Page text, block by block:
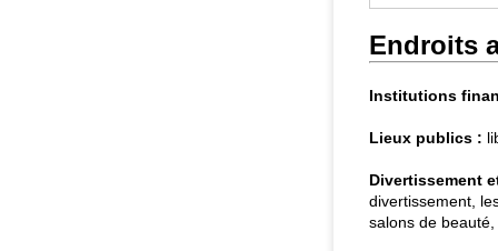
Endroits
Institutions
Lieux publics :
Divertissement
divertissement,
salons de